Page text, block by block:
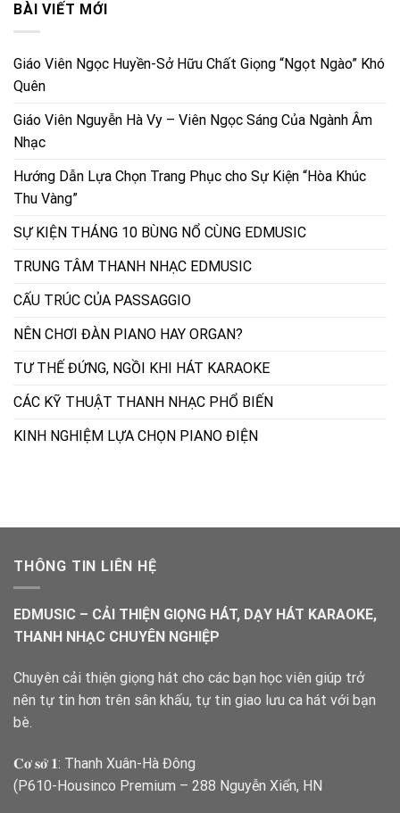
BÀI VIẾT MỚI
Giáo Viên Ngọc Huyền-Sở Hữu Chất Giọng “Ngọt Ngào” Khó
Quên
Giáo Viên Nguyễn Hà Vy – Viên Ngọc Sáng Của Ngành Âm
Nhạc
Hướng Dẫn Lựa Chọn Trang Phục cho Sự Kiện “Hòa Khúc
Thu Vàng”
SỰ KIỆN THÁNG 10 BÙNG NỔ CÙNG EDMUSIC
TRUNG TÂM THANH NHẠC EDMUSIC
CẤU TRÚC CỦA PASSAGGIO
NÊN CHƠI ĐÀN PIANO HAY ORGAN?
TƯ THẾ ĐỨNG, NGỒI KHI HÁT KARAOKE
CÁC KỸ THUẬT THANH NHẠC PHỔ BIẾN
KINH NGHIỆM LỰA CHỌN PIANO ĐIỆN
THÔNG TIN LIÊN HỆ
EDMUSIC – CẢI THIỆN GIỌNG HÁT, DẠY HÁT KARAOKE,
THANH NHẠC CHUYÊN NGHIỆP
Chuyên cải thiện giọng hát cho các bạn học viên giúp trở
nên tự tin hơn trên sân khấu, tự tin giao lưu ca hát với bạn
bè.
𝐂𝐨̛ 𝐬𝐨̛̉ 𝟏: Thanh Xuân-Hà Đông
(P610-Housinco Premium – 288 Nguyễn Xiển, HN